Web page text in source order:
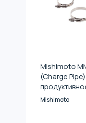
Mishimoto
(Charge
(G20)/Z4
Mishimoto